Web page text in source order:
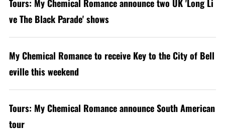
Tours: My Chemical Romance announce two UK 'Long Li
ve The Black Parade' shows
My Chemical Romance to receive Key to the City of Bell
eville this weekend
Tours: My Chemical Romance announce South American
tour